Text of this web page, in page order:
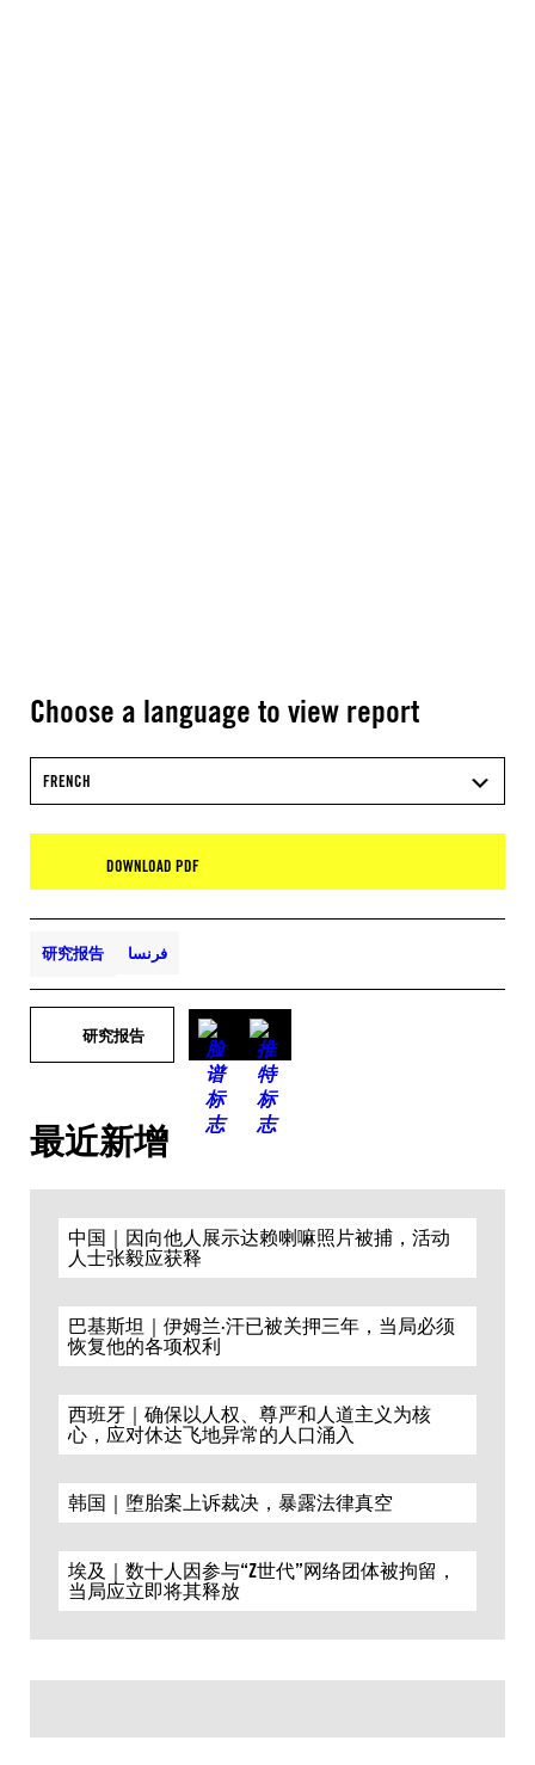
Choose a language to view report
FRENCH
DOWNLOAD PDF
研究报告 فرنسا
研究报告
最近新增
中国｜因向他人展示达赖喇嘛照片被捕，活动
人士张毅应获释
巴基斯坦｜伊姆兰·汗已被关押三年，当局必须
恢复他的各项权利
西班牙｜确保以人权、尊严和人道主义为核
心，应对休达飞地异常的人口涌入
韩国｜堕胎案上诉裁决，暴露法律真空
埃及｜数十人因参与“Z世代”网络团体被拘留，
当局应立即将其释放